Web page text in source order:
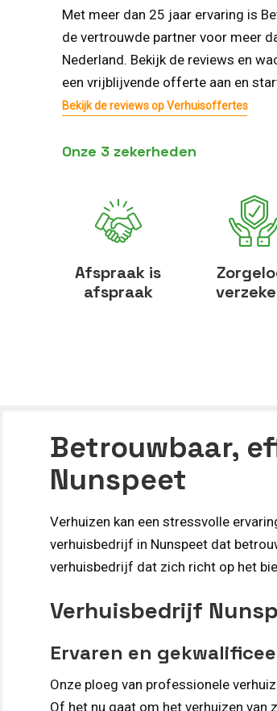
Met meer dan 25 jaar ervaring is
de vertrouwde partner voor meer
Nederland. Bekijk de reviews en
een vrijblijvende offerte aan en
Bekijk de reviews op Verhuisoffertes
Onze 3 zekerheden
Afspraak is
afspraak
Betrouwbaar,
Nunspeet
Verhuizen kan een stressvolle
verhuisbedrijf in Nunspeet dat
verhuisbedrijf dat zich richt op het
Verhuisbedrijf
Ervaren en
Onze ploeg van professionele
Of het nu gaat om het verhuizen